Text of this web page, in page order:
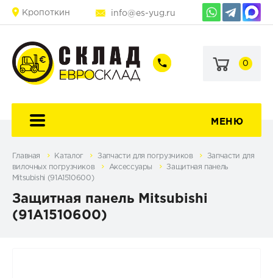
Кропоткин info@es-yug.ru
+7
60-
+7
69-
0
МЕНЮ
Главная Каталог Запчасти для погрузчиков
Запчасти для
вилочных погрузчиков
Аксессуары
Защитная панель
Mitsubishi (91A1510600)
Защитная панель Mitsubishi
(91A1510600)